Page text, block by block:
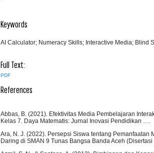
Keywords
AI Calculator; Numeracy Skills; Interactive Media; Blind
Full Text:
PDF
References
Abbas, B. (2021). Efektivitas Media Pembelajaran
Kelas 7. Daya Matematis: Jurnal Inovasi Pendidikan ….
Ara, N. J. (2022). Persepsi Siswa tentang
Daring di SMAN 9 Tunas Bangsa Banda Aceh